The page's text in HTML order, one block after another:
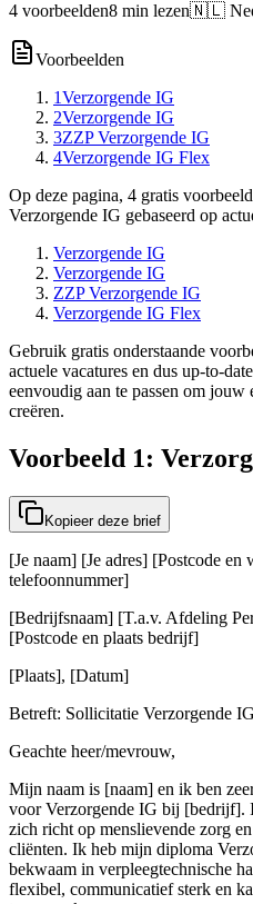
4 voorbeelden8 min lezen🇳🇱
Voorbeelden
1Verzorgende IG
2Verzorgende IG
3ZZP Verzorgende IG
4Verzorgende IG Flex
Op deze pagina, 4 gratis
Verzorgende IG gebaseerd op
Verzorgende IG
Verzorgende IG
ZZP Verzorgende IG
Verzorgende IG Flex
Gebruik gratis onderstaande
actuele vacatures en dus up-to-
eenvoudig aan te passen om
creëren.
Voorbeeld 1:
Kopieer deze brief
[Je naam] [Je adres] [Postcode en
telefoonnummer]
[Bedrijfsnaam] [T.a.v. Afdeling
[Postcode en plaats bedrijf]
[Plaats], [Datum]
Betreft: Sollicitatie Verzorgende IG
Geachte heer/mevrouw,
Mijn naam is [naam] en ik ben
voor Verzorgende IG bij
zich richt op menslievende zorg
cliënten. Ik heb mijn diploma
bekwaam in verpleegtechnische
flexibel, communicatief sterk en